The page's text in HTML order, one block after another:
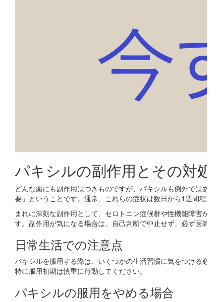
パキシルの副作用とその対処
どんな薬にも副作用はつきものですが、パキシルも例外ではあ
要」ということです。通常、これらの症状は数日から1週間程度
まれに深刻な副作用として、セロトニン症候群や性機能障害が
す。副作用が気になる場合は、自己判断で中止せず、必ず医師に
日常生活での注意点
パキシルを服用する際は、いくつかの生活習慣に気をつける必
特に服用初期は慎重に行動してください。
パキシルの服用をやめる場合